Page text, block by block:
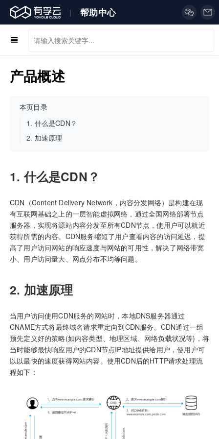
| 帮助中心
产品概述
1. 什么是CDN？
CDN（Content Delivery Network，内容分发网络）是构建在现
有互联网基础之上的一层智能虚拟网络，通过全国网络部署节点
服务器，实现将源站内容分发至所有CDN节点，使用户可以就近
获得所需的内容。CDN服务缩短了用户查看内容的访问延迟，提
高了用户访问网站的响应速度与网站的可用性，解决了网络带宽
小、用户访问量大、网点分布不均等问题。
2. 加速原理
当用户访问使用CDN服务的网站时，本地DNS服务器通过
CNAME方式将最终域名请求重定向到CDN服务。CDN通过一组
预先定义好的策略(如内容类型、地理区域、网络负载状况等)，将
当时能够最快响应用户的CDN节点IP地址提供给用户，使用户可
以以最快的速度获得网站内容。使用CDN后的HTTP请求处理流
程如下：
本页目录
1. 什么是CDN？
2. 加速原理